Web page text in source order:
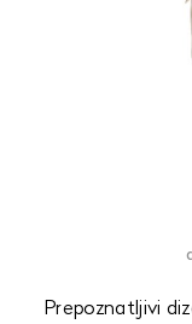
Prepoznatljivi